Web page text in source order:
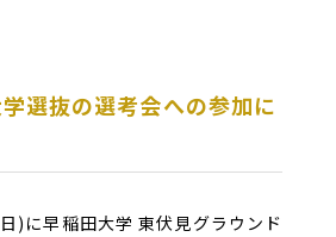
選抜の選考会への参加に
)に早稲田大学 東伏見グラウンド